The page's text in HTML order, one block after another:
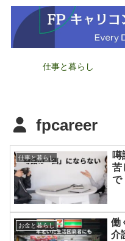
仕事と暮らし
fpcareer
仕事と暮らし
噂
苦
で
お金と暮らし
働
介